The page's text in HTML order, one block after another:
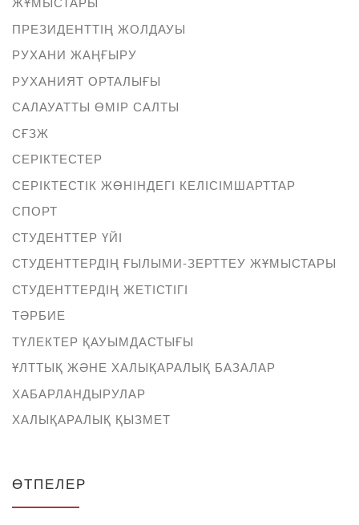
ПРЕЗИДЕНТТІҢ ЖОЛДАУЫ
РУХАНИ ЖАҢҒЫРУ
РУХАНИЯТ ОРТАЛЫҒЫ
САЛАУАТТЫ ӨМІР САЛТЫ
СҒЗЖ
СЕРІКТЕСТЕР
СЕРІКТЕСТІК ЖӨНІНДЕГІ КЕЛІСІМШАРТТАР
СПОРТ
СТУДЕНТТЕР ҮЙІ
СТУДЕНТТЕРДІҢ ҒЫЛЫМИ-ЗЕРТТЕУ ЖҰМЫСТАРЫ
СТУДЕНТТЕРДІҢ ЖЕТІСТІГІ
ТӘРБИЕ
ТҮЛЕКТЕР ҚАУЫМДАСТЫҒЫ
ҰЛТТЫҚ ЖӘНЕ ХАЛЫҚАРАЛЫҚ БАЗАЛАР
ХАБАРЛАНДЫРУЛАР
ХАЛЫҚАРАЛЫҚ ҚЫЗМЕТ
ӨТПЕЛЕР